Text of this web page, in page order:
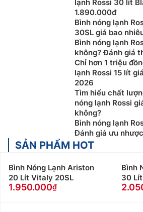
lạnh Rossi 30 lít
1.890.000đ
Bình nóng lạnh
30SL giá bao
Bình nóng lạnh
không? Đánh giá
Chỉ hơn 1 triệu
lạnh Rossi 15 lít
2026
Tìm hiểu chất
nóng lạnh Rossi
không?
Bình nóng lạnh
Đánh giá ưu
SẢN PHẨM HOT
Bình Nóng Lạnh Ariston
20 Lít Vitaly 20SL
1.950.000
Bình
30